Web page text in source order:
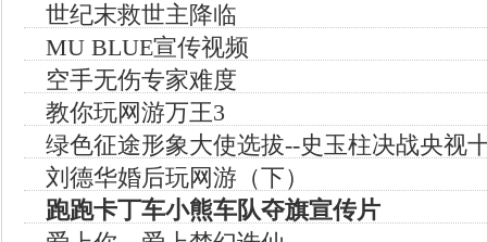
世纪末救世主降临
MU BLUE宣传视频
空手无伤专家难度
教你玩网游万王3
绿色征途形象大使选拔--史玉柱决战央视
刘德华婚后玩网游（下）
跑跑卡丁车小熊车队夺旗宣传片